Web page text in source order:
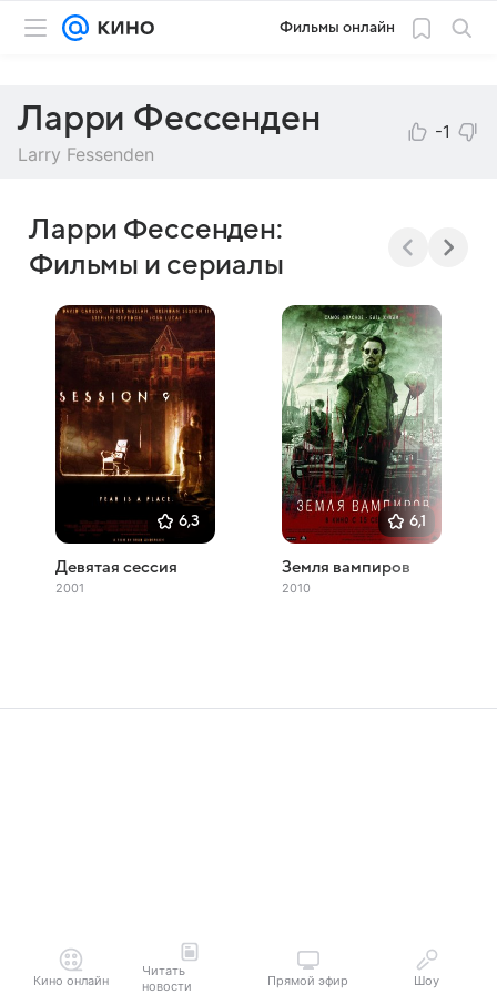
Фильмы онлайн
Ларри Фессенден
Larry Fessenden
-1
Ларри Фессенден:
Фильмы и сериалы
6,3
Девятая сессия
2001
6,1
Земля вампиров
2010
Кино онлайн
Читать
новости
Прямой эфир Шоу